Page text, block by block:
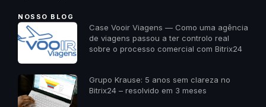
NOSSO BLOG
Case Vooir Viagens — Como uma agência
de viagens passou a ter controlo real
sobre o processo comercial com Bitrix24
Grupo Krause: 5 anos sem clareza no
Bitrix24 – resolvido em 3 meses